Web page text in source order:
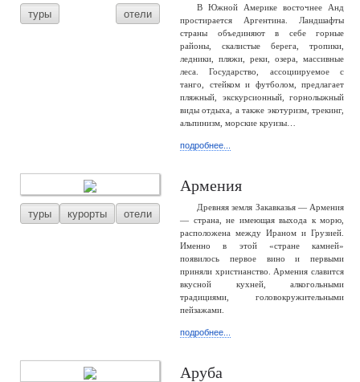
туры отели
В Южной Америке восточнее Анд
простирается Аргентина. Ландшафты
страны объединяют в себе горные
районы, скалистые берега, тропики,
ледники, пляжи, реки, озера, массивные
леса. Государство, ассоциируемое с
танго, стейком и футболом, предлагает
пляжный, экскурсионный, горнолыжный
виды отдыха, а также экотуризм, трекинг,
альпинизм, морские круизы…
подробнее...
туры курорты отели
Армения
Древняя земля Закавказья — Армения
— страна, не имеющая выхода к морю,
расположена между Ираном и Грузией.
Именно в этой «стране камней»
появилось первое вино и первыми
приняли христианство. Армения славится
вкусной кухней, алкогольными
традициями, головокружительными
пейзажами.
подробнее...
Аруба